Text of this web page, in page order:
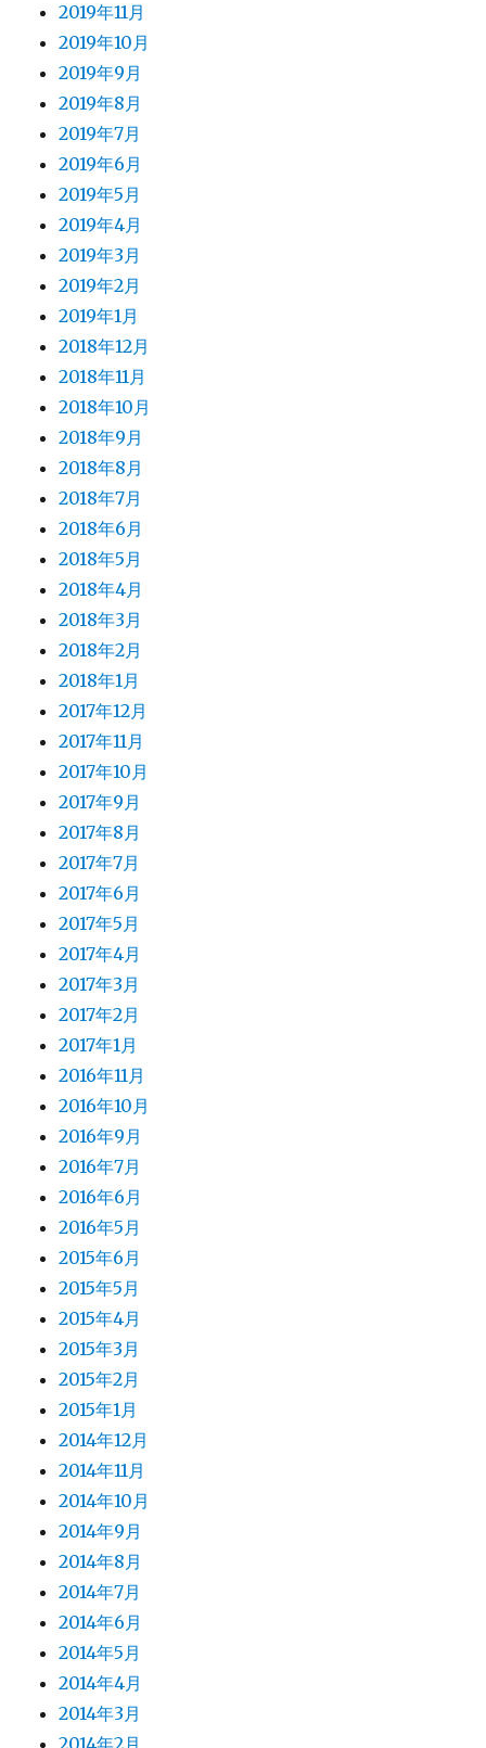
2019年11月
2019年10月
2019年9月
2019年8月
2019年7月
2019年6月
2019年5月
2019年4月
2019年3月
2019年2月
2019年1月
2018年12月
2018年11月
2018年10月
2018年9月
2018年8月
2018年7月
2018年6月
2018年5月
2018年4月
2018年3月
2018年2月
2018年1月
2017年12月
2017年11月
2017年10月
2017年9月
2017年8月
2017年7月
2017年6月
2017年5月
2017年4月
2017年3月
2017年2月
2017年1月
2016年11月
2016年10月
2016年9月
2016年7月
2016年6月
2016年5月
2015年6月
2015年5月
2015年4月
2015年3月
2015年2月
2015年1月
2014年12月
2014年11月
2014年10月
2014年9月
2014年8月
2014年7月
2014年6月
2014年5月
2014年4月
2014年3月